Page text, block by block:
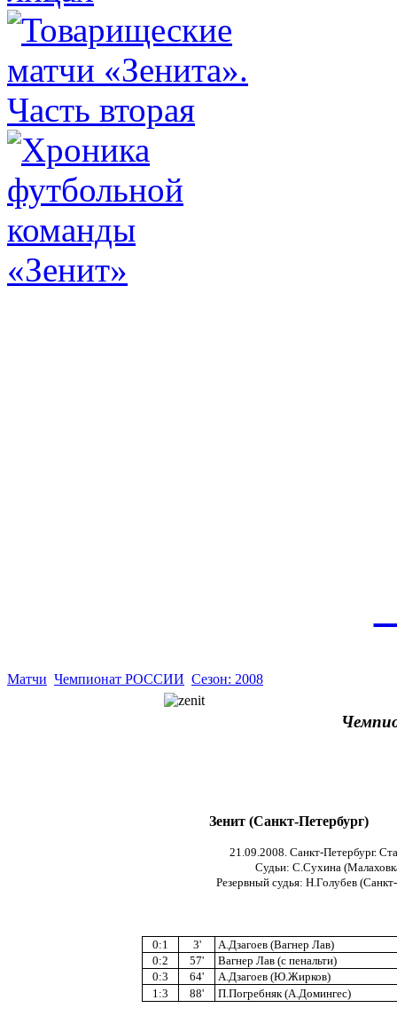
Матчи Чемпионат РОССИИ Сезон: 2008
Зенит (Санкт-Петербург)
21.09.2008. Санкт-Петербург.
Судьи: С.Сухина
Резервный судья: Н.Голубев
0:1 3'
А.Дзагоев (Вагнер Лав)
0:2
57'
Вагнер Лав (с пенальти)
0:3
64'
А.Дзагоев (Ю.Жирков)
1:3
88' П.Погребняк (А.Домингес)